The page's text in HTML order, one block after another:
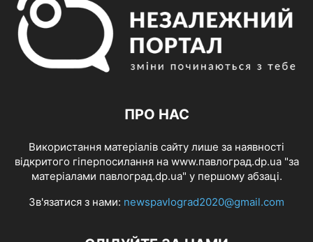
ПРО НАС
Використання матеріалів сайту лише за наявності
відкритого гіперпосилання на www.павлоград.dp.ua "за
матеріалами павлоград.dp.ua" у першому абзаці.
Зв'язатися з нами: newspavlograd2020@gmail.com